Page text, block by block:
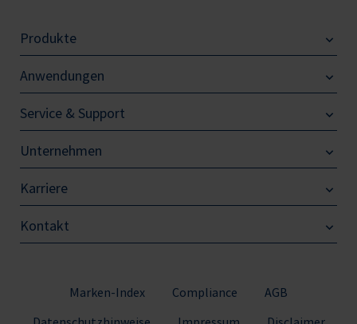
Produkte
Anwendungen
Service & Support
Unternehmen
Karriere
Kontakt
Marken-Index Compliance
AGB